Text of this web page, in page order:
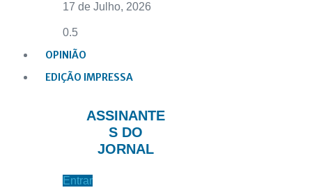
17 de Julho, 2026
OPINIÃO
EDIÇÃO IMPRESSA
ASSINANTE
S DO
JORNAL
Entrar